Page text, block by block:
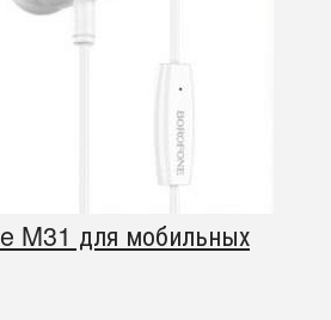
M31 для мобильных